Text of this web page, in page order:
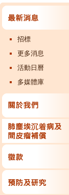
招標
更多消息
活動日曆
多媒體庫